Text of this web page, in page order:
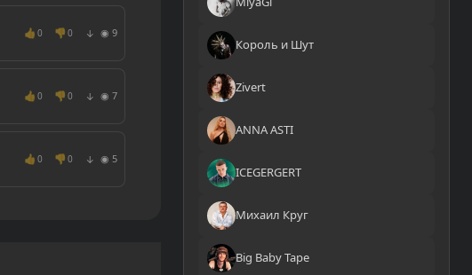
Король и Шут
Zivert
ANNA ASTI
ICEGERGERT
Михаил Круг
Big Baby Tape
👍 0 👎 0 ↓ ◉ 9
👍 0 👎 0 ↓ ◉ 7
👍 0 👎 0 ↓ ◉ 5